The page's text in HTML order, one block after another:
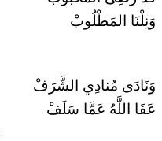
وَنِلْنَا المَطْلُوبْ
وَنَادَى مُنادِي الشَّرَفْ
عَفَا اللَّهُ عَمَّا سَلَفْ